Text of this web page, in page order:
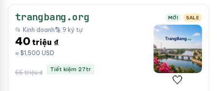
trangbang.org MỚI SALE
📂 Kinh doanh🔡 9 ký tự
40 triệu ₫
≈ $1,500 USD
66 triệu ₫ Tiết kiệm 27tr
🤍